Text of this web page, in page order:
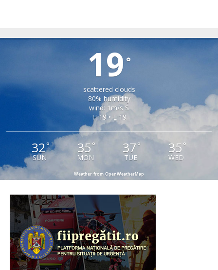
19°
scattered clouds
80% humidity
wind: 1m/s S
H 19 • L 19
32°
SUN
35 °
MON
37 °
TUE
35 °
WED
Weather from OpenWeatherMap